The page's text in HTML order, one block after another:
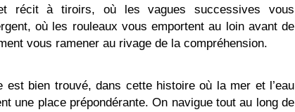
récit à tiroirs, où les vagues successives vous
où les rouleaux vous emportent au loin avant de
vous ramener au rivage de la compréhension.
est bien trouvé, dans cette histoire où la mer et l’eau
une place prépondérante. On navigue tout au long de